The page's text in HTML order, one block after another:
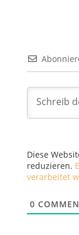
Diese
reduzieren.
verarbeitet
0